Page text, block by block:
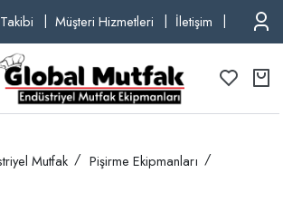
Müşteri Hizmetleri İletişim TEL:
Mutfak
Pişirme Ekipmanları